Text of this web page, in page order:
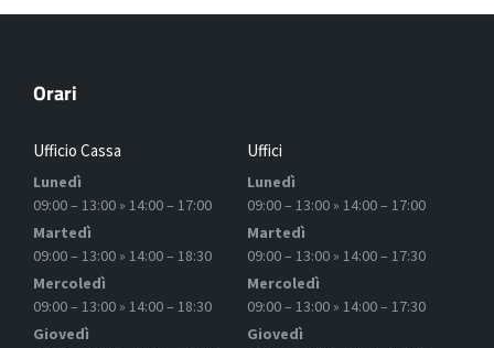
Orari
Ufficio Cassa
Lunedì
09:00 – 13:00 » 14:00 – 17:00
Martedì
09:00 – 13:00 » 14:00 – 18:30
Mercoledì
09:00 – 13:00 » 14:00 – 18:30
Giovedì
Uffici
Lunedì
09:00 – 13:00 » 14:00 – 17:00
Martedì
09:00 – 13:00 » 14:00 – 17:30
Mercoledì
09:00 – 13:00 » 14:00 – 17:30
Giovedì